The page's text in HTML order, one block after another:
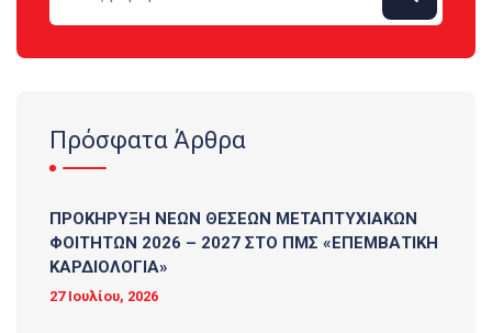
Πρόσφατα Άρθρα
ΠΡΟΚΗΡΥΞΗ ΝΕΩΝ ΘΕΣΕΩΝ ΜΕΤΑΠΤΥΧΙΑΚΩΝ
ΦΟΙΤΗΤΩΝ 2026 – 2027 ΣΤΟ ΠΜΣ «ΕΠΕΜΒΑΤΙΚΗ
ΚΑΡΔΙΟΛΟΓΙΑ»
27 Ιουλίου, 2026